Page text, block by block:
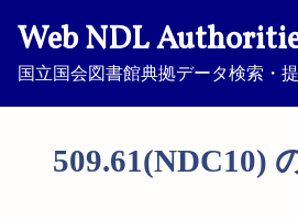
Web NDL
国立国会図書館典拠データ検索・
509.61(NDC10)